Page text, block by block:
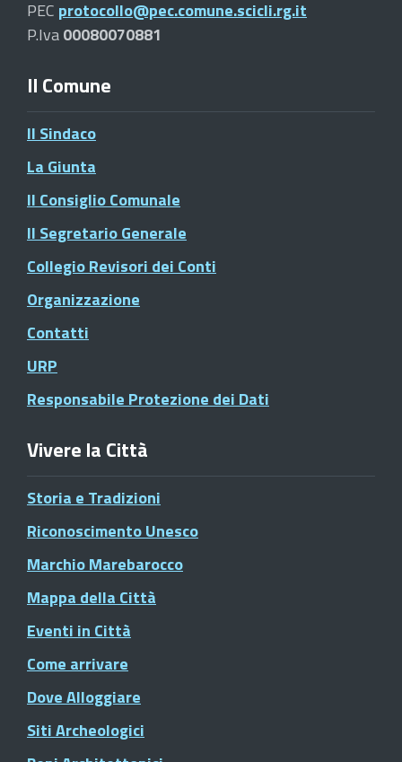
PEC protocollo@pec.comune.scicli.rg.it
P.Iva00080070881
Il Comune
Il Sindaco
La Giunta
Il Consiglio Comunale
Il Segretario Generale
Collegio Revisori dei Conti
Organizzazione
Contatti
URP
Responsabile Protezione dei Dati
Vivere la Città
Storia e Tradizioni
Riconoscimento Unesco
Marchio Marebarocco
Mappa della Città
Eventi in Città
Come arrivare
Dove Alloggiare
Siti Archeologici